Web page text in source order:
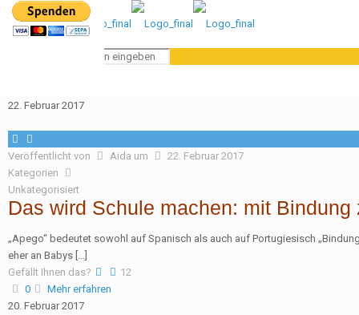
22. Februar 2017
Veröffentlicht von Aida um
22. Februar 2017
Kategorien
Unkategorisiert
Das wird Schule machen: mit Bindung
„Apego“ bedeutet sowohl auf Spanisch als auch auf Portugiesisch
eher an Babys[…]
Gefällt Ihnen das?
12
0
Mehr erfahren
20. Februar 2017